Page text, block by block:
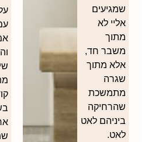
חד,
מתוך
לאט
על
אמפתיה,
והבנה
קודם כול
שמדברת